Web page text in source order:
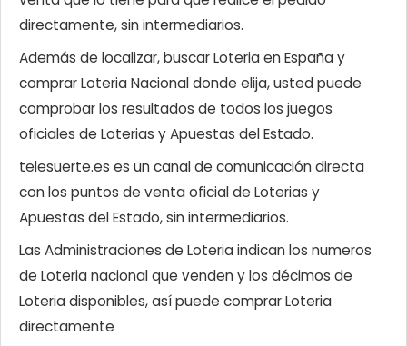
directamente, sin intermediarios.
Además de localizar, buscar Loteria en España y
comprar Loteria Nacional donde elija, usted puede
comprobar los resultados de todos los juegos
oficiales de Loterias y Apuestas del Estado.
telesuerte.es es un canal de comunicación directa
con los puntos de venta oficial de Loterias y
Apuestas del Estado, sin intermediarios.
Las Administraciones de Loteria indican los numeros
de Loteria nacional que venden y los décimos de
Loteria disponibles, así puede comprar Loteria
directamente